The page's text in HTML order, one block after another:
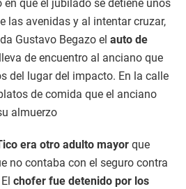
que el jubilado se detiene unos
las avenidas y al intentar cruzar,
Gustavo Begazo el auto de
de encuentro al anciano que
del lugar del impacto. En la calle
de comida que el anciano
almuerzo
era otro adulto mayor que
no contaba con el seguro contra
chofer fue detenido por los